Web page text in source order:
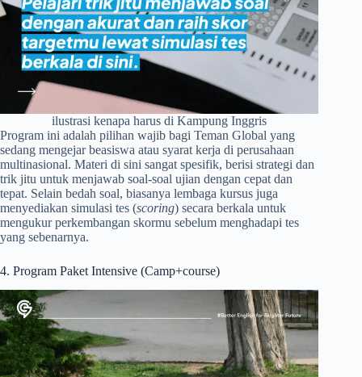
ilustrasi kenapa harus di Kampung Inggris
Program ini adalah pilihan wajib bagi Teman Global yang
sedang mengejar beasiswa atau syarat kerja di perusahaan
multinasional. Materi di sini sangat spesifik, berisi strategi dan
trik jitu untuk menjawab soal-soal ujian dengan cepat dan
tepat. Selain bedah soal, biasanya lembaga kursus juga
menyediakan simulasi tes (scoring) secara berkala untuk
mengukur perkembangan skormu sebelum menghadapi tes
yang sebenarnya.
4. Program Paket Intensive (Camp+course)